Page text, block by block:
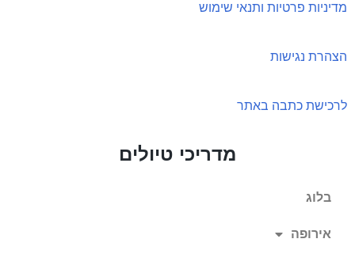
מדיניות פרטיות ותנאי שימוש
הצהרת נגישות
לרכישת כתבה באתר
מדריכי טיולים
בלוג
אירופה